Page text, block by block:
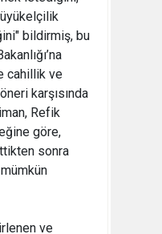
bildirmiş, bu
cahillik ve
karşısında
Refik
göre,
sonra
ve